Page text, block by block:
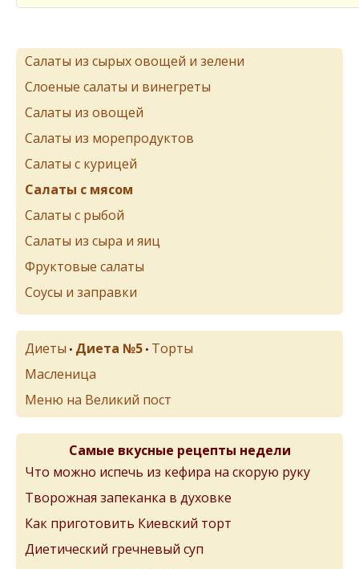
Салаты из сырых овощей и зелени
Слоеные салаты и винегреты
Салаты из овощей
Салаты из морепродуктов
Салаты с курицей
Салаты с мясом
Салаты с рыбой
Салаты из сыра и яиц
Фруктовые салаты
Соусы и заправки
Диеты • Диета №5 • Торты
Масленица
Меню на Великий пост
Самые вкусные рецепты недели
Что можно испечь из кефира на скорую руку
Творожная запеканка в духовке
Как приготовить Киевский торт
Диетический гречневый суп